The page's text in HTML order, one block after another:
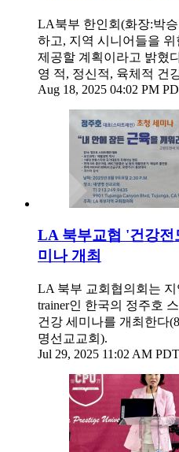
LA북부 한인회(화장:박
하고, 지역 시니어들을
제공할 계획이라고 밝혔
영 적, 정신적, 육체적 건
Aug 18, 2025 04:02 PM
LA 북부교협 '건강전
미나 개최
LA 북부 교회협의회는 지
trainer인 한국의 정주호
건강 세미나를 개최한다
명선교교회).
Jul 29, 2025 11:02 AM PDT